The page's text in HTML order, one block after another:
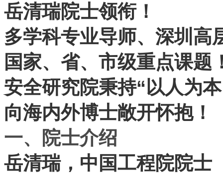
岳清瑞院士领衔！
多学科专业导师、深圳高
国家、省、市级重点课题
安全研究院秉持“以人为
向海内外博士敞开怀抱！
一、院士介绍
岳清瑞，中国工程院院士